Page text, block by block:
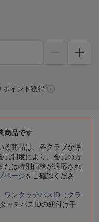
ポイント獲得
商品です
る商品は、各クラブが導
員制度により、会員の方
たは特別価格が適応され
ページをご確認くださ
ワンタッチパスID（クラ
ッチパスIDの紐付け手